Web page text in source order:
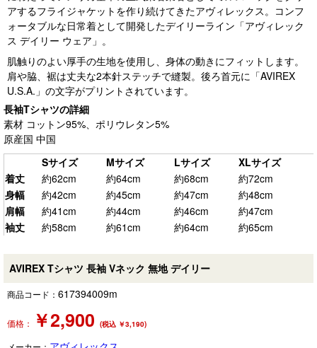
アするフライジャケットを作り続けてきたアヴィレックス。コンフ
ォータブルな日常着として開発したデイリーライン「アヴィレック
ス デイリー ウェア」。
肌触りのよい厚手の生地を使用し、身体の動きにフィットします。
肩や脇、裾は丈夫な2本針ステッチで縫製。後ろ首元に「AVIREX
U.S.A.」の文字がプリントされています。
長袖Tシャツの詳細
素材 コットン95%、ポリウレタン5%
原産国 中国
Sサイズ
Mサイズ Lサイズ
XLサイズ
着丈
約62cm 約64cm 約68cm
約72cm
身幅
約42cm 約45cm 約47cm
約48cm
肩幅
約41cm 約44cm 約46cm
約47cm
袖丈
約58cm 約61cm 約64cm 約65cm
AVIREX Tシャツ 長袖 Vネック 無地 デイリー
商品コード： 617394009m
価格： ￥2,900 (税込 ￥3,190)